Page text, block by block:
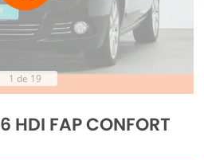
1 de 19
HDI FAP CONFORT